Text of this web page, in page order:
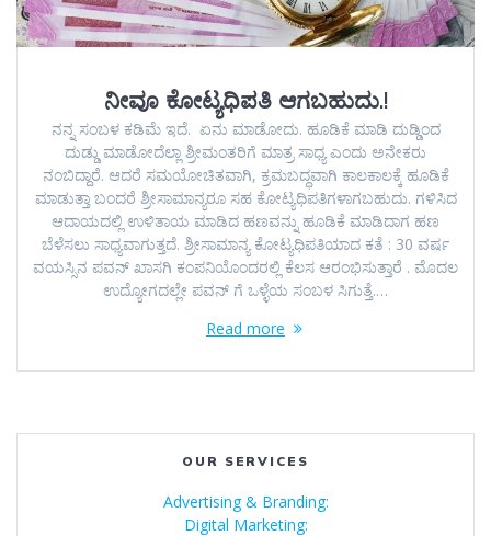
ನೀವೂ ಕೋಟ್ಯಧಿಪತಿ ಆಗಬಹುದು.!
ನನ್ನ ಸಂಬಳ ಕಡಿಮೆ ಇದೆ. ಏನು ಮಾಡೋದು. ಹೂಡಿಕೆ ಮಾಡಿ ದುಡ್ಡಿಂದ
ದುಡ್ಡು ಮಾಡೋದೆಲ್ಲಾ ಶ್ರೀಮಂತರಿಗೆ ಮಾತ್ರ ಸಾಧ್ಯ ಎಂದು ಅನೇಕರು
ನಂಬಿದ್ದಾರೆ. ಆದರೆ ಸಮಯೋಚಿತವಾಗಿ, ಕ್ರಮಬದ್ಧವಾಗಿ ಕಾಲಕಾಲಕ್ಕೆ ಹೂಡಿಕೆ
ಮಾಡುತ್ತಾ ಬಂದರೆ ಶ್ರೀಸಾಮಾನ್ಯರೂ ಸಹ ಕೋಟ್ಯಧಿಪತಿಗಳಾಗಬಹುದು. ಗಳಿಸಿದ
ಆದಾಯದಲ್ಲಿ ಉಳಿತಾಯ ಮಾಡಿದ ಹಣವನ್ನು ಹೂಡಿಕೆ ಮಾಡಿದಾಗ ಹಣ
ಬೆಳೆಸಲು ಸಾಧ್ಯವಾಗುತ್ತದೆ. ಶ್ರೀಸಾಮಾನ್ಯ ಕೋಟ್ಯಧಿಪತಿಯಾದ ಕತೆ : 30 ವರ್ಷ
ವಯಸ್ಸಿನ ಪವನ್ ಖಾಸಗಿ ಕಂಪನಿಯೊಂದರಲ್ಲಿ ಕೆಲಸ ಆರಂಭಿಸುತ್ತಾರೆ . ಮೊದಲ
ಉದ್ಯೋಗದಲ್ಲೇ ಪವನ್ ಗೆ ಒಳ್ಳೆಯ ಸಂಬಳ ಸಿಗುತ್ತೆ.…
Read more
OUR SERVICES
Advertising & Branding:
Digital Marketing: